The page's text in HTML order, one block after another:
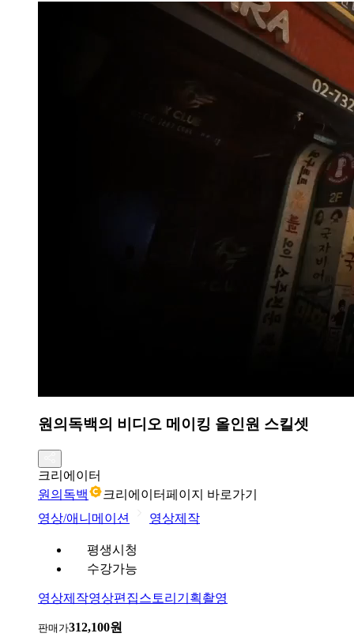
원의독백의 비디오 메이킹 올인원 스킬셋
크리에이터
원의독백
크리에이터페이지 바로가기
영상/애니메이션
영상제작
평생시청
수강가능
영상제작영상편집스토리기획촬영
판매가312,100원